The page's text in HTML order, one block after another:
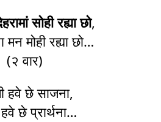
सोही रह्या छो,
मोही रह्या छो…
(२ वार)
हवे छे साजना,
छे प्रार्थना…